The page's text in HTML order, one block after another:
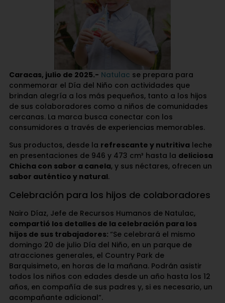
Caracas, julio de 2025.- Natulac se prepara para
conmemorar el Día del Niño con actividades que
brindan alegría a los más pequeños, tanto a los hijos
de sus colaboradores como a niños de comunidades
cercanas. La marca busca conectar con los
consumidores a través de experiencias memorables.
Sus productos, desde la refrescante y nutritiva leche
en presentaciones de 946 y 473 cm³ hasta la deliciosa
Chicha con sabor a canela, y sus néctares, ofrecen un
sabor auténtico y natural.
Celebración para los hijos de colaboradores
Nairo Díaz, Jefe de Recursos Humanos de Natulac,
compartió los detalles de la celebración para los
hijos de sus trabajadores: “Se celebrará el mismo
domingo 20 de julio Día del Niño, en un parque de
atracciones generales, el Country Park de
Barquisimeto, en horas de la mañana. Podrán asistir
todos los niños con edades desde un año hasta los 12
años, en compañía de sus padres y, si es necesario, un
acompañante adicional”.